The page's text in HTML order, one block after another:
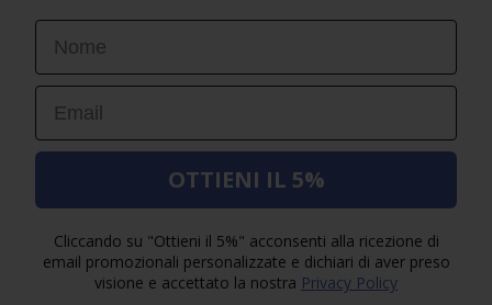
First Name
Email
OTTIENI IL 5%
Cliccando su "Ottieni il 5%" acconsenti alla ricezione di
email promozionali personalizzate e dichiari di aver preso
visione e accettato la nostra Privacy Policy